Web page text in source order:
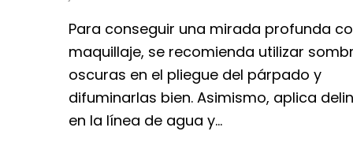
Para conseguir una mirada profunda
maquillaje, se recomienda utilizar
oscuras en el pliegue del párpado y
difuminarlas bien. Asimismo, aplica
en la línea de agua y…